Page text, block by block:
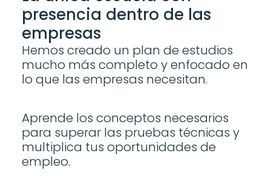
presencia dentro de las
empresas
Hemos creado un plan de estudios
mucho más completo y enfocado en
lo que las empresas necesitan.
Aprende los conceptos necesarios
para superar las pruebas técnicas y
multiplica tus oportunidades de
empleo.